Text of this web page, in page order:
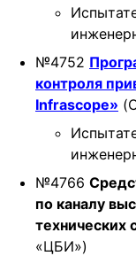
№4752
контроля
Infrascope»
№4766
по каналу
технических
«ЦБИ»)